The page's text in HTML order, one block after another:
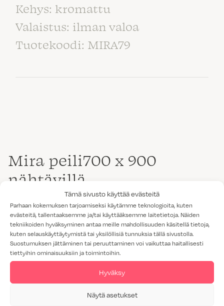
Tämä sivusto käyttää evästeitä
Parhaan kokemuksen tarjoamiseksi käytämme teknologioita, kuten
evästeitä, tallentaaksemme ja/tai käyttääksemme laitetietoja. Näiden
tekniikoiden hyväksyminen antaa meille mahdollisuuden käsitellä tietoja,
kuten selauskäyttäytymistä tai yksilöllisiä tunnuksia tällä sivustolla.
Suostumuksen jättäminen tai peruuttaminen voi vaikuttaa haitallisesti
tiettyihin ominaisuuksiin ja toimintoihin.
Hyväksy
Näytä asetukset
Kehys: kromattu
Valaistus: ilman valoa
Tuotekoodi: MIRA79
Mira peili700 x 900
nähtävillä